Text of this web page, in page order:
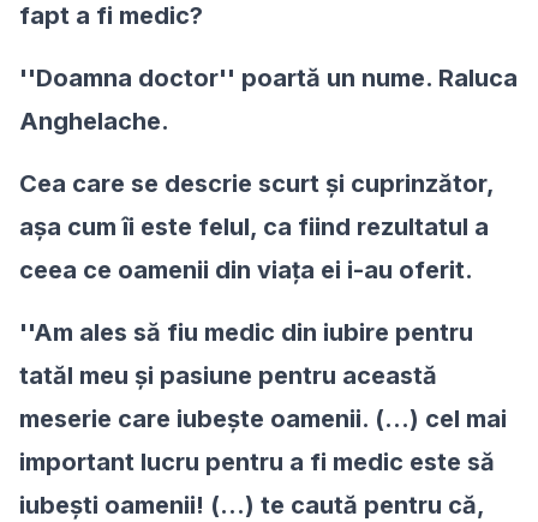
fapt a fi medic?
''Doamna doctor'' poartă un nume. Raluca
Anghelache.
Cea care se descrie scurt şi cuprinzător,
aşa cum îi este felul, ca fiind rezultatul a
ceea ce oamenii din viaţa ei i-au oferit.
''Am ales să fiu medic din iubire pentru
tatăl meu şi pasiune pentru această
meserie care iubeşte oamenii. (...) cel mai
important lucru pentru a fi medic este să
iubeşti oamenii! (...) te caută pentru că,